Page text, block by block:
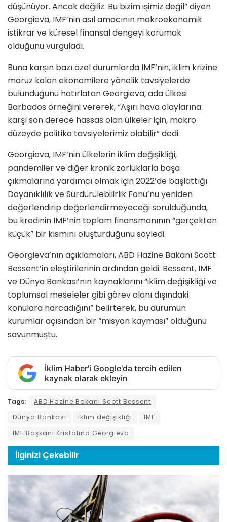
düşünüyor. Ancak değiliz. Bu bizim işimiz değil” diyen
Georgieva, IMF’nin asıl amacının makroekonomik
istikrar ve küresel finansal dengeyi korumak
olduğunu vurguladı.
Buna karşın bazı özel durumlarda IMF’nin, iklim krizine
maruz kalan ekonomilere yönelik tavsiyelerde
bulunduğunu hatırlatan Georgieva, ada ülkesi
Barbados örneğini vererek, “Aşırı hava olaylarına
karşı son derece hassas olan ülkeler için, makro
düzeyde politika tavsiyelerimiz olabilir” dedi.
Georgieva, IMF’nin ülkelerin iklim değişikliği,
pandemiler ve diğer kronik zorluklarla başa
çıkmalarına yardımcı olmak için 2022’de başlattığı
Dayanıklılık ve Sürdürülebilirlik Fonu’nu yeniden
değerlendirip değerlendirmeyeceği sorulduğunda,
bu kredinin IMF’nin toplam finansmanının “gerçekten
küçük” bir kısmını oluşturduğunu söyledi.
Georgieva’nın açıklamaları, ABD Hazine Bakanı Scott
Bessent’in eleştirilerinin ardından geldi. Bessent, IMF
ve Dünya Bankası’nın kaynaklarını “iklim değişikliği ve
toplumsal meseleler gibi görev alanı dışındaki
konulara harcadığını” belirterek, bu durumun
kurumlar açısından bir “misyon kayması” olduğunu
savunmuştu.
İklim Haber'i Google'da tercih edilen
kaynak olarak ekleyin
Tags:
ABD Hazine Bakanı Scott Bessent
Dünya Bankası
iklim değişikliği
IMF
IMF Başkanı Kristalina Georgieva
İlginizi Çekebilir